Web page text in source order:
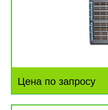
Цена по запросу